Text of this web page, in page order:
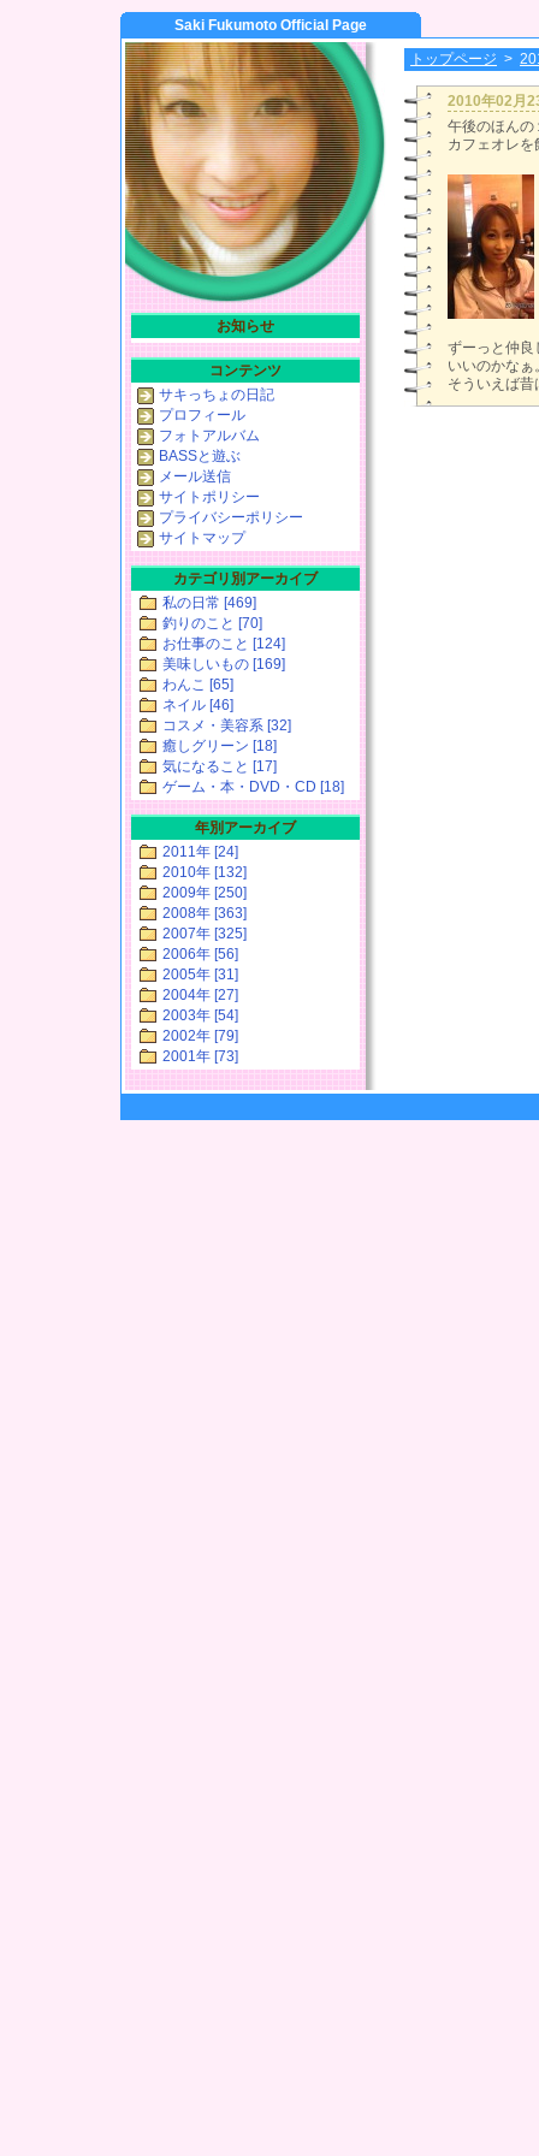
Saki Fukumoto Official Page
トップページ >
2010年02月
午後のほんの
カフェオレ
ずーっと仲
いいのかなぁ
そういえば
お知らせ
コンテンツ
サキっちょの日記
プロフィール
フォトアルバム
BASSと遊ぶ
メール送信
サイトポリシー
プライバシーポリシー
サイトマップ
カテゴリ別アーカイブ
私の日常 [469]
釣りのこと [70]
お仕事のこと [124]
美味しいもの [169]
わんこ [65]
ネイル [46]
コスメ・美容系 [32]
癒しグリーン [18]
気になること [17]
ゲーム・本・DVD・CD [18]
年別アーカイブ
2011年 [24]
2010年 [132]
2009年 [250]
2008年 [363]
2007年 [325]
2006年 [56]
2005年 [31]
2004年 [27]
2003年 [54]
2002年 [79]
2001年 [73]